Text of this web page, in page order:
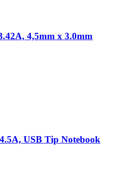
4,5mm x 3.0mm
USB Tip Notebook